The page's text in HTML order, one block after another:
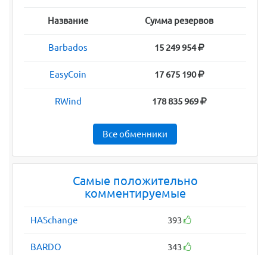
Название Сумма резервов
Barbados 15 249 954
EasyCoin 17 675 190
RWind 178 835 969
Все обменники
Самые положительно
комментируемые
HASchange 393
BARDO 343